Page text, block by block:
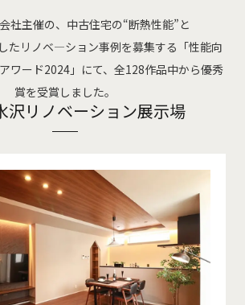
社主催の、中古住宅の“断熱性能”と
たリノベ―ション事例を募集する 「性能向
ワード2024」にて、全128作品中から優秀
賞を受賞しました。
沢リノベーション展示場